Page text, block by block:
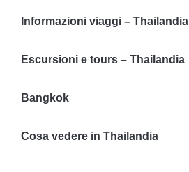
Informazioni viaggi – Thailandia
Escursioni e tours – Thailandia
Bangkok
Cosa vedere in Thailandia